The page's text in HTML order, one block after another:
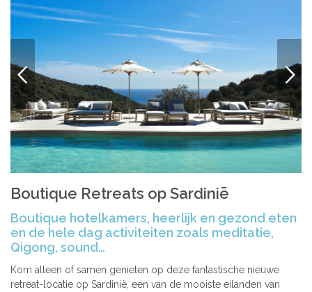
VORIGE
Boutique Retreats op Sardiniē
Boutique hotelkamers, heerlijk en gezond eten
en de hele dag activiteiten zoals meditatie,
Qigong, sound…
Kom alleen of samen genieten op deze fantastische nieuwe
retreat-locatie op Sardinië, een van de mooiste eilanden van